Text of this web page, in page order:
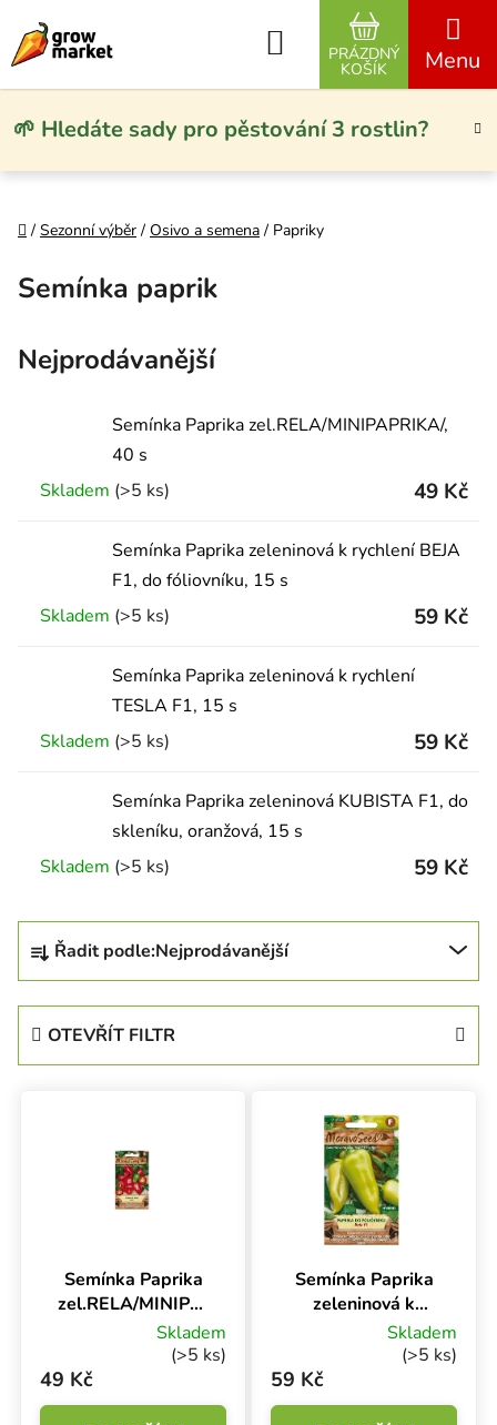
🌱 Hledáte sady pro pěstování 3 rostlin?
Hledat
NÁKUPNÍ
PRÁZDNÝ
KOŠÍK
Domů
/ Sezonní výběr / Osivo a semena / Papriky
Semínka paprik
Nejprodávanější
Semínka Paprika zel.RELA/MINIPAPRIKA/,
40 s
Skladem (>5 ks) 49 Kč
Semínka Paprika zeleninová k rychlení BEJA
F1, do fóliovníku, 15 s
Skladem (>5 ks) 59 Kč
Semínka Paprika zeleninová k rychlení
TESLA F1, 15 s
Skladem (>5 ks) 59 Kč
Semínka Paprika zeleninová KUBISTA F1, do
skleníku, oranžová, 15 s
Skladem (>5 ks) 59 Kč
Řazení produktů
Řadit podle:Nejprodávanější
OTEVŘÍT FILTR
Semínka Paprika
zel.RELA/MINIPAPRIKA/,
Skladem
(>5 ks)
49 Kč
Semínka Paprika
zeleninová k
rychlení BEJA F1,
do fóliovníku, 15 s
Skladem
(>5 ks)
59 Kč